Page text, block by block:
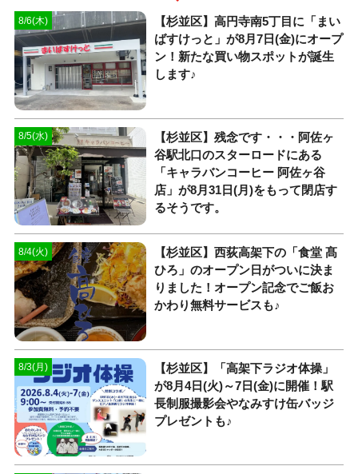
8/6(木)
【杉並区】高円寺南5丁目に「まい
ばすけっと」が8月7日(金)にオープ
ン！新たな買い物スポットが誕生
します♪
8/5(水)
【杉並区】残念です・・・阿佐ヶ
谷駅北口のスターロードにある
「キャラバンコーヒー 阿佐ヶ谷
店」が8月31日(月)をもって閉店す
るそうです。
8/4(火)
【杉並区】西荻高架下の「食堂 髙
ひろ」のオープン日がついに決ま
りました！オープン記念でご飯お
かわり無料サービスも♪
8/3(月)
【杉並区】「高架下ラジオ体操」
が8月4日(火)～7日(金)に開催！駅
長制服撮影会やなみすけ缶バッジ
プレゼントも♪